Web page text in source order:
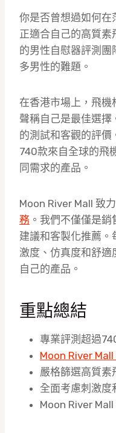
你是否曾想過如何在
正適合自己的高質素
的男性自慰器評測
多男性的難題。
在香港市場上，飛機
聲稱自己是最佳選
的測試和客觀的評價
740款來自全球的飛
同需求的產品。
Moon River Mall 致
務 。我們不僅僅是
建議和客製化推薦。
激度、仿真度和舒
自己的產品。
重點總結
專業評測超過
Moon River Mall
嚴格篩選高質素
全面考慮刺激度
Moon River